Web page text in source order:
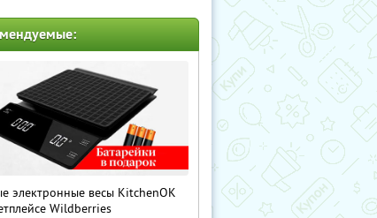
электронные весы KitchenOK
Wildberries